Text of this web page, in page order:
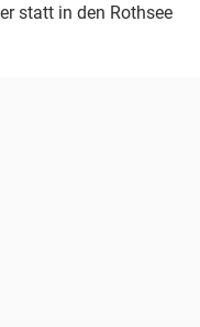
statt in den Rothsee